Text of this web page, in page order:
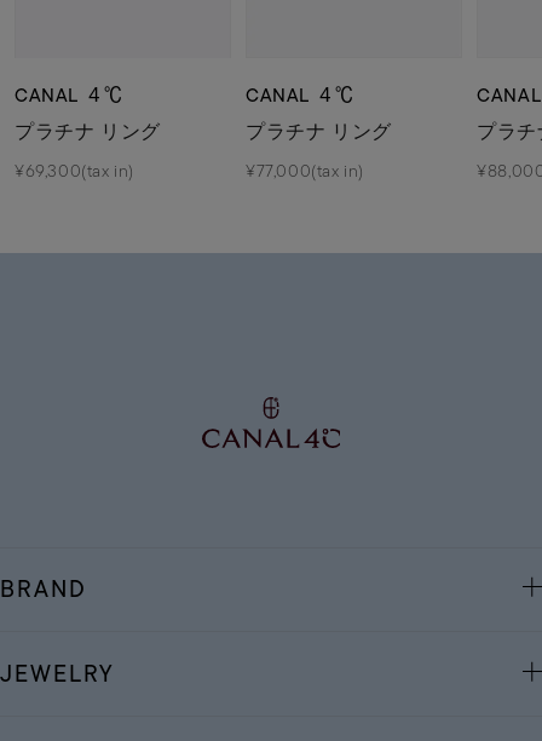
CANAL ４℃
プラチナ リング
¥69,300(tax in)
CANAL ４℃
プラチナ リング
¥77,000(tax in)
プラ
BRAND
JEWELRY